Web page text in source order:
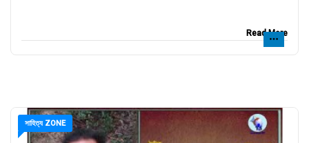
Read More
সাহিত্য ZONE